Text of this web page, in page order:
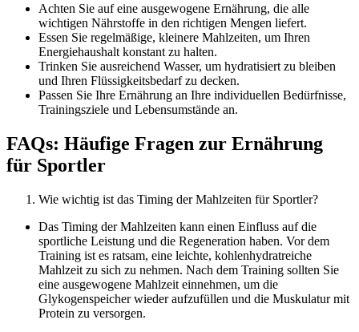
Achten Sie auf eine ausgewogene Ernährung, die alle
wichtigen Nährstoffe in den richtigen Mengen liefert.
Essen Sie regelmäßige, kleinere Mahlzeiten, um Ihren
Energiehaushalt konstant zu halten.
Trinken Sie ausreichend Wasser, um hydratisiert zu bleiben
und Ihren Flüssigkeitsbedarf zu decken.
Passen Sie Ihre Ernährung an Ihre individuellen Bedürfnisse,
Trainingsziele und Lebensumstände an.
FAQs: Häufige Fragen zur Ernährung
für Sportler
Wie wichtig ist das Timing der Mahlzeiten für Sportler?
Das Timing der Mahlzeiten kann einen Einfluss auf die
sportliche Leistung und die Regeneration haben. Vor dem
Training ist es ratsam, eine leichte, kohlenhydratreiche
Mahlzeit zu sich zu nehmen. Nach dem Training sollten Sie
eine ausgewogene Mahlzeit einnehmen, um die
Glykogenspeicher wieder aufzufüllen und die Muskulatur mit
Protein zu versorgen.